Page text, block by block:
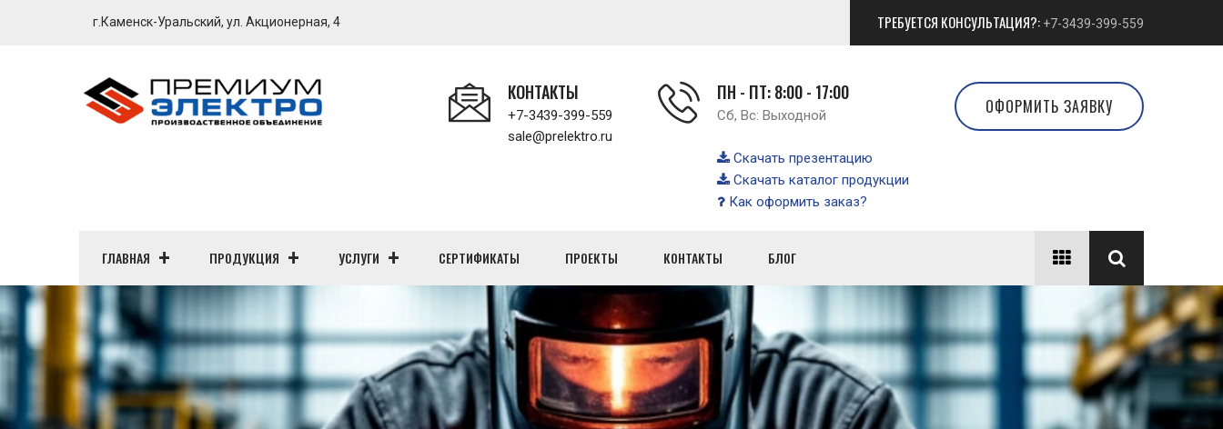
г.Каменск-Уральский, ул. Акционерная, 4 ТРЕБУЕТСЯ КОНСУЛЬТАЦИЯ?: +7-3439-399-559
КОНТАКТЫ
+7-3439-399-559
sale@prelektro.ru
ПН - ПТ: 8:00 - 17:00
Сб, Вс: Выходной
Скачать презентацию
Скачать каталог продукции
Как оформить заказ?
ОФОРМИТЬ ЗАЯВКУ
ГЛАВНАЯ ПРОДУКЦИЯ УСЛУГИ СЕРТИФИКАТЫ ПРОЕКТЫ КОНТАКТЫ БЛОГ